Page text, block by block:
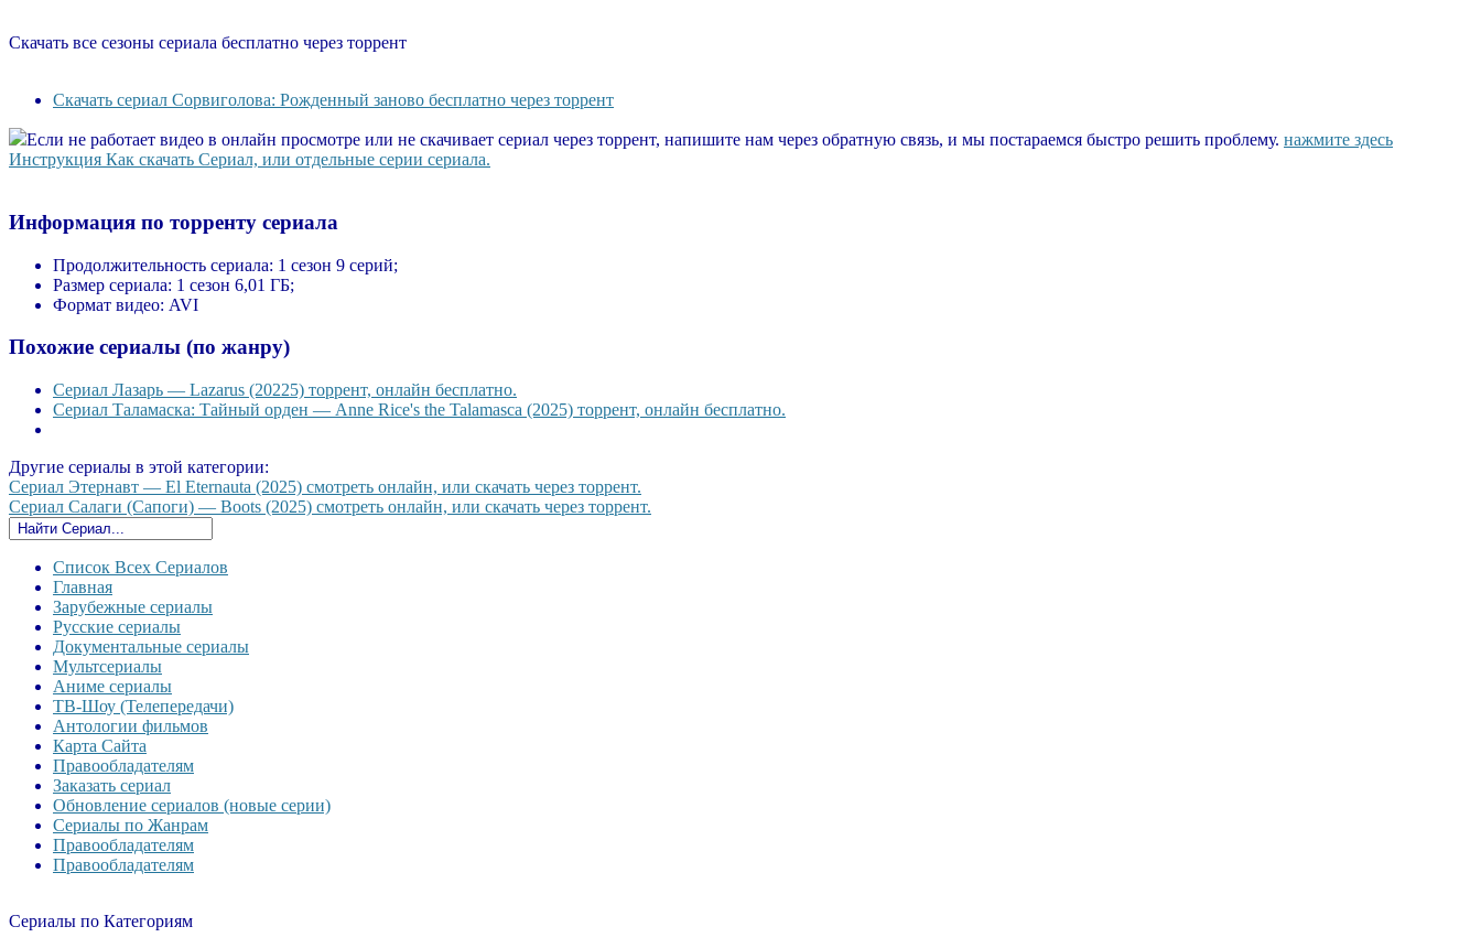
Скачать все сезоны сериала бесплатно через торрент
Скачать сериал Сорвиголова: Рожденный заново бесплатно через торрент
Если не работает видео в онлайн просмотре или не скачивает сериал через торрент, напишите нам через обратную связь, и мы постараемся быстро решить проблему. нажмите здесь
Инструкция Как скачать Сериал, или отдельные серии сериала.
Информация по торренту сериала
Продолжительность сериала: 1 сезон 9 серий;
Размер сериала: 1 сезон 6,01 ГБ;
Формат видео: AVI
Похожие сериалы (по жанру)
Сериал Лазарь — Lazarus (20225) торрент, онлайн бесплатно.
Сериал Таламаска: Тайный орден — Anne Rice's the Talamasca (2025) торрент, онлайн бесплатно.
Другие сериалы в этой категории:
Сериал Этернавт — El Eternauta (2025) смотреть онлайн, или скачать через торрент.
Сериал Салаги (Сапоги) — Boots (2025) смотреть онлайн, или скачать через торрент.
Список Всех Сериалов
Главная
Зарубежные сериалы
Русские сериалы
Документальные сериалы
Мультсериалы
Аниме сериалы
ТВ-Шоу (Телепередачи)
Антологии фильмов
Карта Сайта
Правообладателям
Заказать сериал
Обновление сериалов (новые серии)
Сериалы по Жанрам
Правообладателям
Правообладателям
Сериалы по Категориям